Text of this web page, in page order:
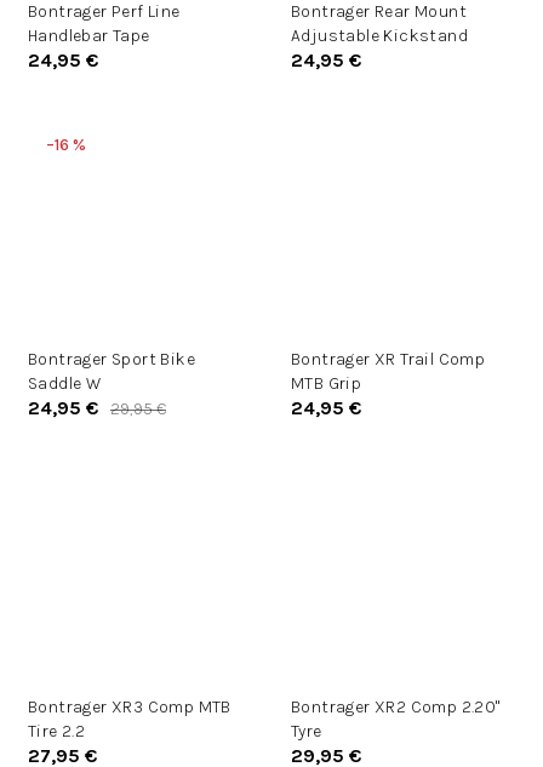
Bontrager Perf Line
Handlebar Tape
24,95 €
Bontrager Rear Mount
Adjustable Kickstand
24,95 €
–16 %
Bontrager Sport Bike
Saddle W
24,95 € 29,95 €
Bontrager XR Trail Comp
MTB Grip
24,95 €
Bontrager XR3 Comp MTB
Tire 2.2
27,95 €
Bontrager XR2 Comp 2.20"
Tyre
29,95 €